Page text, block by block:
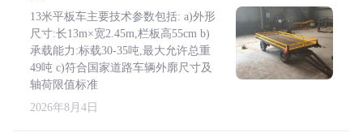
13米平板车主要技术参数包括: a)外形
尺寸:长13m×宽2.45m,栏板高55cm b)
承载能力:标载30-35吨,最大允许总重
49吨 c)符合国家道路车辆外廓尺寸及
轴荷限值标准
2026年8月4日